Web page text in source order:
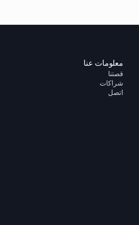
معلومات عنا
قصتنا
شراكات
اتصل